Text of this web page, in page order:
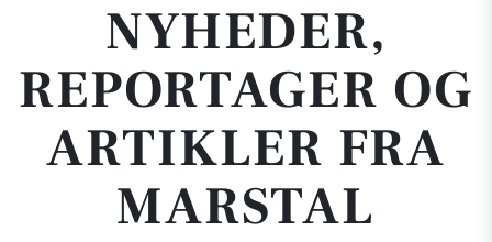
NYHEDER,
REPORTAGER OG
ARTIKLER FRA
MARSTAL